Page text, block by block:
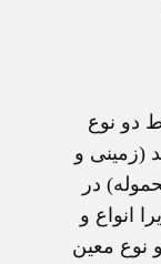
دو نوع
(زمينی و
در
انواع و
نوع معين